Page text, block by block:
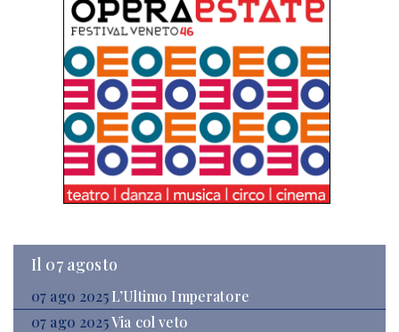
Il 07 agosto
07 ago 2025 L’Ultimo Imperatore
07 ago 2025Via col veto